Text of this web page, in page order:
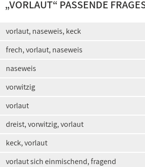
„VORLAUT“ PASSENDE
vorlaut, naseweis, keck
frech, vorlaut, naseweis
naseweis
vorwitzig
vorlaut
dreist, vorwitzig, vorlaut
keck, vorlaut
vorlaut sich einmischend, fragend